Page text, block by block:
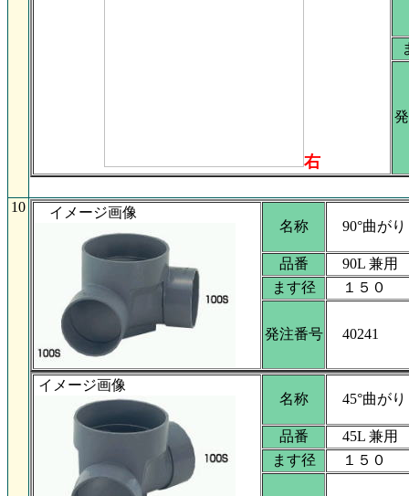
右
10
イメージ画像
名称
90°曲がり
品番
90L 兼用
ます径
１５０
発注番号 40241
イメージ画像
名称
45°曲がり
品番
45L 兼用
ます径
１５０